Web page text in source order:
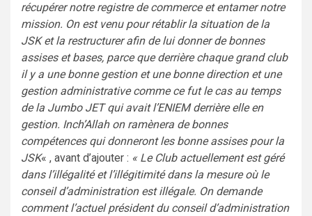
récupérer notre registre de commerce et entamer notre
mission. On est venu pour rétablir la situation de la
JSK et la restructurer afin de lui donner de bonnes
assises et bases, parce que derrière chaque grand club
il y a une bonne gestion et une bonne direction et une
gestion administrative comme ce fut le cas au temps
de la Jumbo JET qui avait l’ENIEM derrière elle en
gestion. Inch’Allah on ramènera de bonnes
compétences qui donneront les bonne assises pour la
JSK« , avant d’ajouter : « Le Club actuellement est géré
dans l’illégalité et l’illégitimité dans la mesure où le
conseil d’administration est illégale. On demande
comment l’actuel président du conseil d’administration